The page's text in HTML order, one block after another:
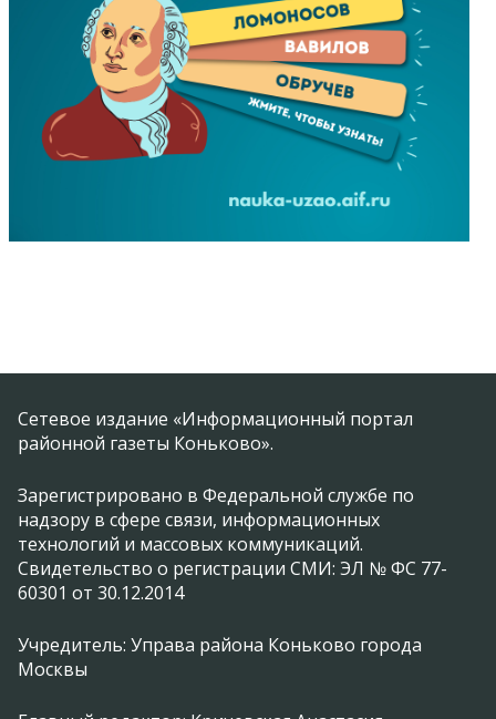
Сетевое издание «Информационный портал
районной газеты Коньково».
Зарегистрировано в Федеральной службе по
надзору в сфере связи, информационных
технологий и массовых коммуникаций.
Свидетельство о регистрации СМИ: ЭЛ № ФС 77-
60301 от 30.12.2014
Учредитель: Управа района Коньково города
Москвы